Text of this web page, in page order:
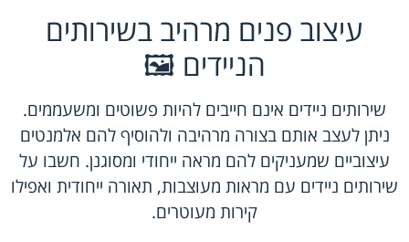
עיצוב פנים מרהיב בשירותים
הניידים 🖼️
שירותים ניידים אינם חייבים להיות פשוטים ומשעממים.
ניתן לעצב אותם בצורה מרהיבה ולהוסיף להם אלמנטים
עיצוביים שמעניקים להם מראה ייחודי ומסוגנן. חשבו על
שירותים ניידים עם מראות מעוצבות, תאורה ייחודית ואפילו
קירות מעוטרים.